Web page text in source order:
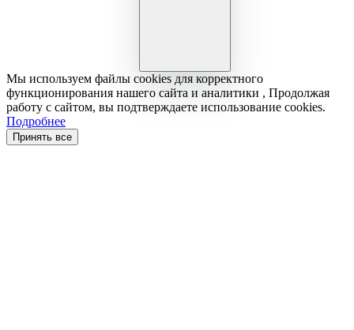
Мы используем файлы cookies для корректного
функционирования нашего сайта и аналитики , Продолжая
работу с сайтом, вы подтверждаете использование cookies.
Подробнее
Принять все